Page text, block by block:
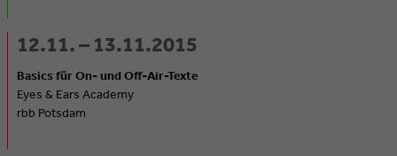
12.11. – 13.11.2015
Basics für On- und Off-Air-Texte
Eyes & Ears Academy
rbb Potsdam